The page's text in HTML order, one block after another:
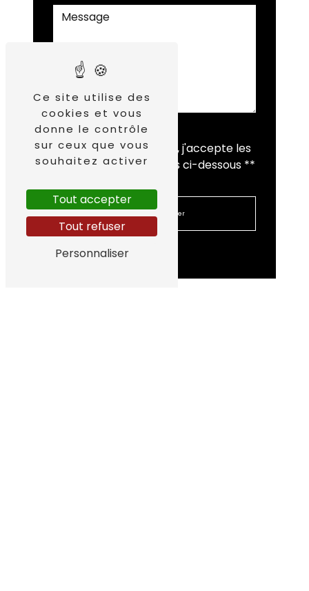
En cochant cette case, j'accepte les
conditions particulières ci-dessous **
Envoyer
Ce site utilise des
cookies et vous
donne le contrôle
sur ceux que vous
souhaitez activer
Tout accepter
Tout refuser
Personnaliser